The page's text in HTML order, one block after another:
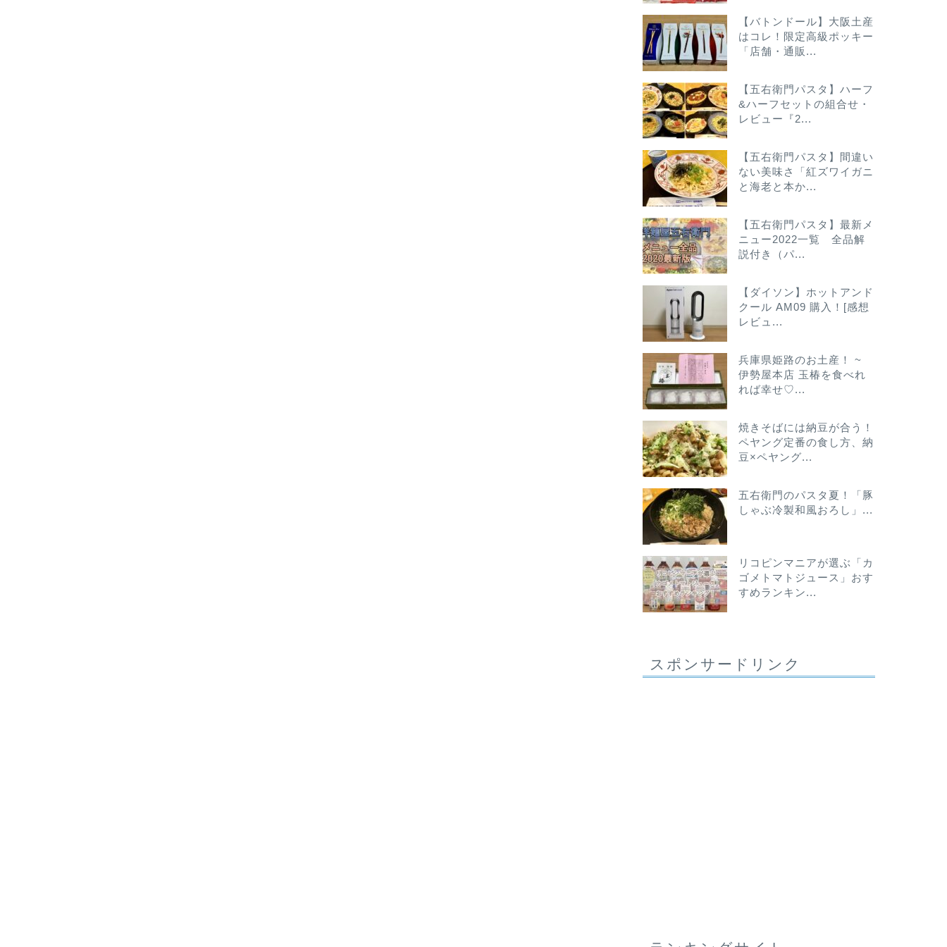
【セブン×こがけん】新感覚大人ス
イーツ「焦がしキャラメルと林檎の
隠し山椒」
【バトンドール】大阪土産
はコレ！限定高級ポッキー
「店舗・通販...
【五右衛門パスタ】ハーフ
&ハーフセットの組合せ・
レビュー『2...
【五右衛門パスタ】間違い
ない美味さ「紅ズワイガニ
と海老と本か...
【五右衛門パスタ】最新メ
ニュー2022一覧 全品解
説付き（パ...
【ダイソン】ホットアンド
クール AM09 購入！[感想
レビュ...
兵庫県姫路のお土産！ ~
伊勢屋本店 玉椿を食べれ
れば幸せ♡...
焼きそばには納豆が合う！
ペヤング定番の食し方、納
豆×ペヤング...
五右衛門のパスタ夏！「豚
しゃぶ冷製和風おろし」...
リコピンマニアが選ぶ「カ
ゴメトマトジュース」おす
すめランキン...
スポンサードリンク